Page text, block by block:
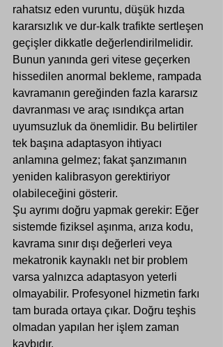
rahatsız eden vuruntu, düşük hızda
kararsızlık ve dur-kalk trafikte sertleşen
geçişler dikkatle değerlendirilmelidir.
Bunun yanında geri vitese geçerken
hissedilen anormal bekleme, rampada
kavramanın gereğinden fazla kararsız
davranması ve araç ısındıkça artan
uyumsuzluk da önemlidir. Bu belirtiler
tek başına adaptasyon ihtiyacı
anlamına gelmez; fakat şanzımanın
yeniden kalibrasyon gerektiriyor
olabileceğini gösterir.
Şu ayrımı doğru yapmak gerekir: Eğer
sistemde fiziksel aşınma, arıza kodu,
kavrama sınır dışı değerleri veya
mekatronik kaynaklı net bir problem
varsa yalnızca adaptasyon yeterli
olmayabilir. Profesyonel hizmetin farkı
tam burada ortaya çıkar. Doğru teşhis
olmadan yapılan her işlem zaman
kaybıdır.